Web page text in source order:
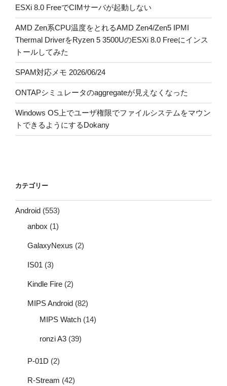
ESXi 8.0 FreeでCIMサーバが起動しない
AMD Zen系CPU温度をとれるAMD Zen4/Zen5 IPMI
Thermal DriverをRyzen 5 3500UのESXi 8.0 Freeにインス
トールしてみた
SPAM対応メモ 2026/06/24
ONTAPシミュレータのaggregateが見えなくなった
Windows OS上でユーザ権限でファイルシステムをマウン
トできるようにするDokany
カテゴリー
Android (553)
anbox (1)
GalaxyNexus (2)
IS01 (3)
Kindle Fire (2)
MIPS Android (82)
MIPS Watch (14)
ronzi A3 (39)
P-01D (2)
R-Stream (42)